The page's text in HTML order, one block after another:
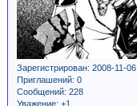
Зарегистрирован: 2008-11-06
Приглашений: 0
Сообщений: 228
Уважение: +1